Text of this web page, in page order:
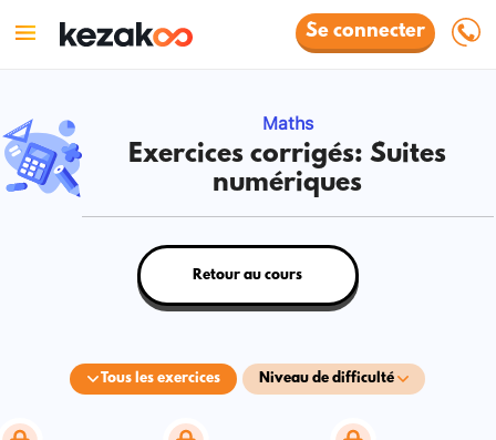
Se connecter
Maths
Exercices corrigés: Suites
numériques
Tous les exercices Niveau de difficulté
Retour au cours